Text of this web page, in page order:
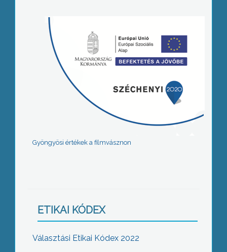
Gyöngyösi értékek a filmvásznon
ETIKAI KÓDEX
Választási Etikai Kódex 2022